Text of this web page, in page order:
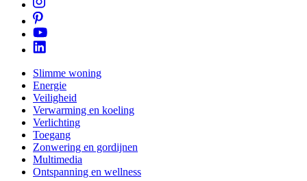
Slimme woning
Energie
Veiligheid
Verwarming en koeling
Verlichting
Toegang
Zonwering en gordijnen
Multimedia
Ontspanning en wellness